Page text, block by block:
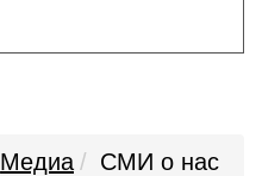
Медиа СМИ о нас